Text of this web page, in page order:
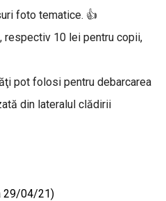
foto tematice. 👍
respectiv 10 lei pentru copii,
pot folosi pentru debarcarea
din lateralul clădirii
29/04/21)